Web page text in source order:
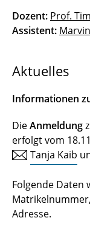
Aktuelle
Computer
Einführung
Informatiker
Einführung in
Elektroakustik
Dozent: Prof.
Assistent:
Aktuelles
Informationen
DieAnmeldung
erfolgt vom
Tanja Kaib
Folgende Daten
Adresse.